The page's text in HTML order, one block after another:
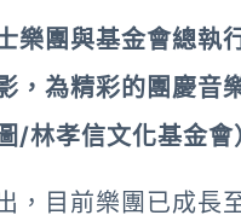
樂團與基金會總執
，為精彩的團慶音
/林孝信文化基金會
，目前樂團已成長